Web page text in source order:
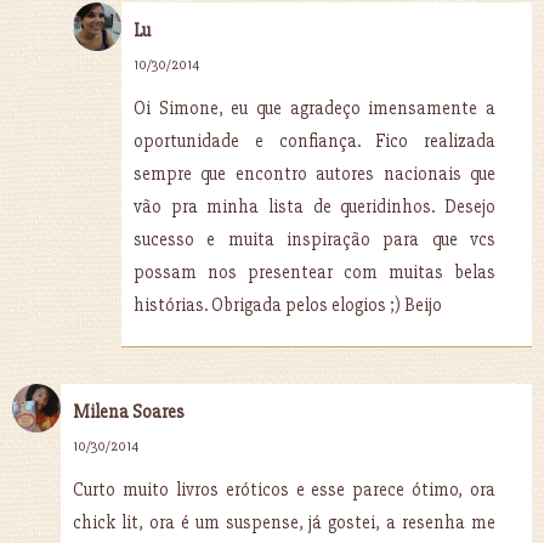
Lu
10/30/2014
Oi Simone, eu que agradeço imensamente a
oportunidade e confiança. Fico realizada
sempre que encontro autores nacionais que
vão pra minha lista de queridinhos. Desejo
sucesso e muita inspiração para que vcs
possam nos presentear com muitas belas
histórias. Obrigada pelos elogios ;) Beijo
Milena Soares
10/30/2014
Curto muito livros eróticos e esse parece ótimo, ora
chick lit, ora é um suspense, já gostei, a resenha me